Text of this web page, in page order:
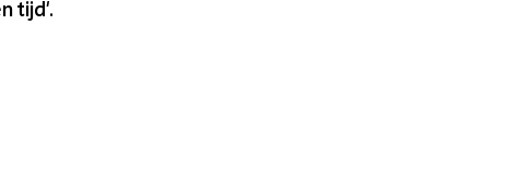
tijd'.